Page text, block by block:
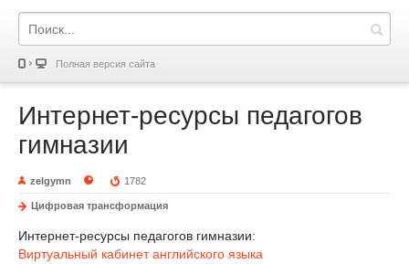
Полная версия сайта
Интернет-ресурсы педагогов
гимназии
zelgymn 1782
Цифровая трансформация
Интернет-ресурсы педагогов гимназии:
Виртуальный кабинет английского языка